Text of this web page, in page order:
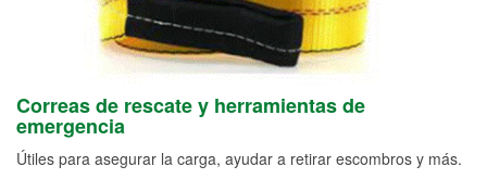
Correas de rescate y herramientas de
emergencia
Útiles para asegurar la carga, ayudar a retirar escombros y más.